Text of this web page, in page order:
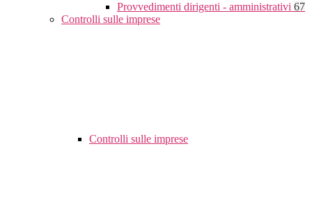
Provvedimenti dirigenti - amministrativi 67
Controlli sulle imprese
Controlli sulle imprese